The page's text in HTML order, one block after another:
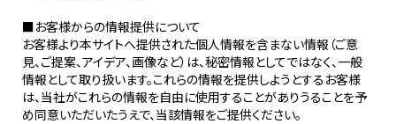
■お客様からの情報提供について
お客様より本サイトへ提供された個人情報を含まない情報（ご意
見、ご提案、アイデア、画像など）は、秘密情報としてではなく、一般
情報として取り扱います。これらの情報を提供しようとするお客様
は、当社がこれらの情報を自由に使用することがありうることを予
め同意いただいたうえで、当該情報をご提供ください。